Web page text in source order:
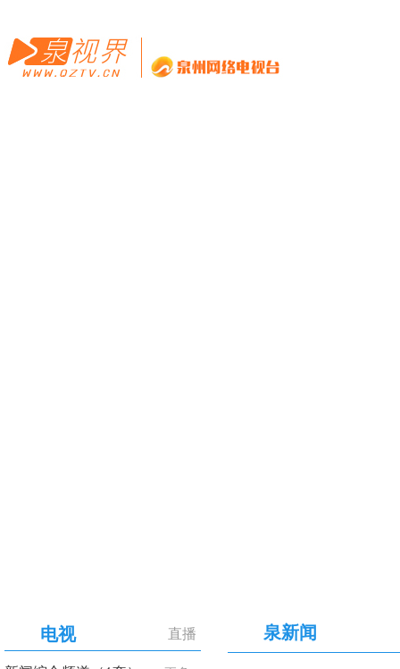
直播
电视 泉新闻